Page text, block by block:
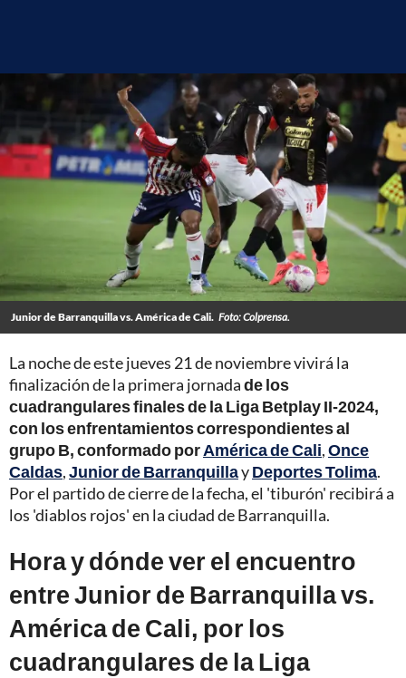
Junior de Barranquilla vs. América de Cali. Foto: Colprensa.
La noche de este jueves 21 de noviembre vivirá la
finalización de la primera jornadade los
cuadrangulares finales de la Liga Betplay II-2024,
con los enfrentamientos correspondientes al
grupo B, conformado porAmérica de Cali,Once
Caldas,Junior de BarranquillayDeportes Tolima.
Por el partido de cierre de la fecha, el 'tiburón' recibirá a
los 'diablos rojos' en la ciudad de Barranquilla.
Hora y dónde ver el encuentro
entre Junior de Barranquilla vs.
América de Cali, por los
cuadrangulares de la Liga